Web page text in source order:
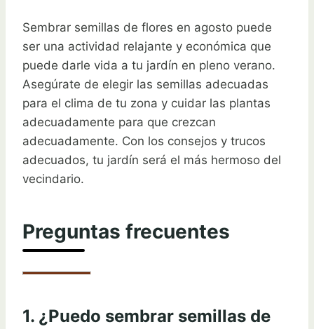
Sembrar semillas de flores en agosto puede
ser una actividad relajante y económica que
puede darle vida a tu jardín en pleno verano.
Asegúrate de elegir las semillas adecuadas
para el clima de tu zona y cuidar las plantas
adecuadamente para que crezcan
adecuadamente. Con los consejos y trucos
adecuados, tu jardín será el más hermoso del
vecindario.
Preguntas frecuentes
1. ¿Puedo sembrar semillas de